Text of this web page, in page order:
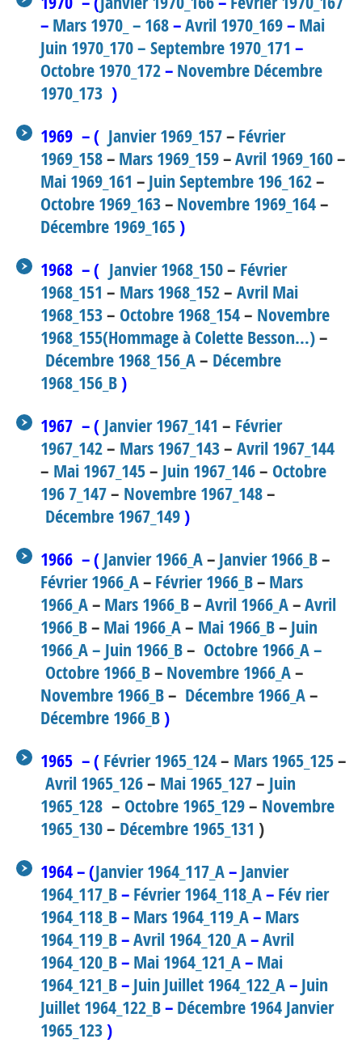
– Mars 1970_ – 168–Avril 1970_169– Mai
Juin 1970_170 – Septembre 1970_171 –
Octobre 1970_172– Novembre Décembre
1970_173 )
1969 – ( Janvier 1969_157– Février
1969_158– Mars 1969_159–Avril 1969_160–
Mai 1969_161 – Juin Septembre 196_162–
Octobre 1969_163– Novembre 1969_164–
Décembre 1969_165)
1968 – ( Janvier 1968_150– Février
1968_151 – Mars 1968_152– Avril Mai
1968_153– Octobre 1968_154– Novembre
1968_155(Hommage à Colette Besson…)–
Décembre 1968_156_A– Décembre
1968_156_B)
1967 – ( Janvier 1967_141 – Février
1967_142– Mars 1967_143– Avril 1967_144
– Mai 1967_145– Juin 1967_146– Octobre
196 7_147– Novembre 1967_148–
Décembre 1967_149)
1966 – ( Janvier 1966_A– Janvier 1966_B–
Février 1966_A– Février 1966_B– Mars
1966_A– Mars 1966_B–Avril 1966_A–Avril
1966_B– Mai 1966_A– Mai 1966_B– Juin
1966_A – Juin 1966_B– Octobre 1966_A –
Octobre 1966_B– Novembre 1966_A–
Novembre 1966_B– Décembre 1966_A–
Décembre 1966_B)
1965 – ( Février 1965_124– Mars 1965_125–
Avril 1965_126– Mai 1965_127– Juin
1965_128 – Octobre 1965_129– Novembre
1965_130– Décembre 1965_131 )
1964 – (Janvier 1964_117_A– Janvier
1964_117_B– Février 1964_118_A– Fév rier
1964_118_B– Mars 1964_119_A– Mars
1964_119_B–Avril 1964_120_A–Avril
1964_120_B– Mai 1964_121_A– Mai
1964_121_B– Juin Juillet 1964_122_A– Juin
Juillet 1964_122_B– Décembre 1964 Janvier
1965_123)